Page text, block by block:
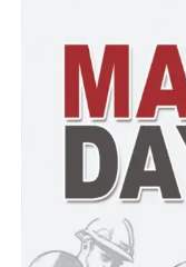
“Kita ingin mengulang